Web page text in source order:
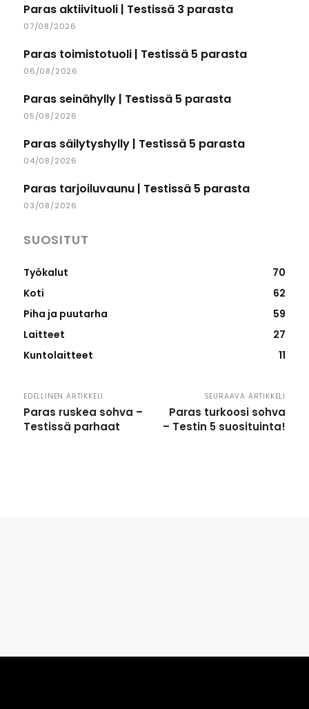
Paras aktiivituoli | Testissä 3 parasta
07/08/2026
Paras toimistotuoli | Testissä 5 parasta
06/08/2026
Paras seinähylly | Testissä 5 parasta
05/08/2026
Paras säilytyshylly | Testissä 5 parasta
04/08/2026
Paras tarjoiluvaunu | Testissä 5 parasta
03/08/2026
SUOSITUT
Työkalut
70
Koti
62
Piha ja puutarha
59
Laitteet
27
Kuntolaitteet
11
EDELLINEN ARTIKKELI
Paras ruskea sohva –
Testissä parhaat
SEURAAVA ARTIKKELI
Paras turkoosi sohva
– Testin 5 suosituinta!